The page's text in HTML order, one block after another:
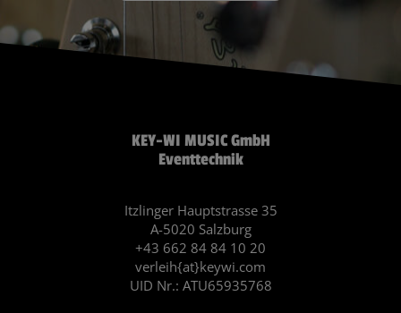
KEY-WI MUSIC GmbH
Eventtechnik
Itzlinger Hauptstrasse 35
A-5020 Salzburg
+43 662 84 84 10 20
verleih{at}keywi.com
UID Nr.: ATU65935768